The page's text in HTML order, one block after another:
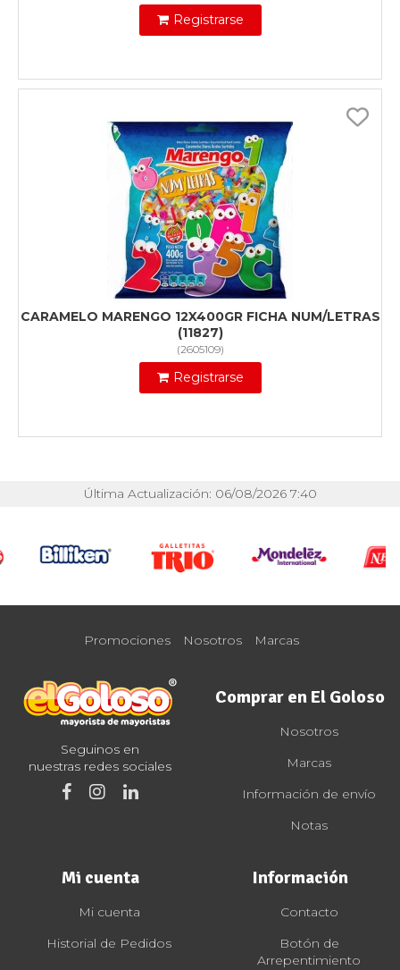
Registrarse
CARAMELO MARENGO 12X400GR FICHA NUM/LETRAS
(11827)
(2605109)
Registrarse
Última Actualización: 06/08/2026 7:40
Promociones Nosotros Marcas
Seguinos en
nuestras redes sociales
Comprar en El Goloso
Nosotros
Marcas
Información de envío
Notas
Mi cuenta
Mi cuenta
Historial de Pedidos
Información
Contacto
Botón de
Arrepentimiento